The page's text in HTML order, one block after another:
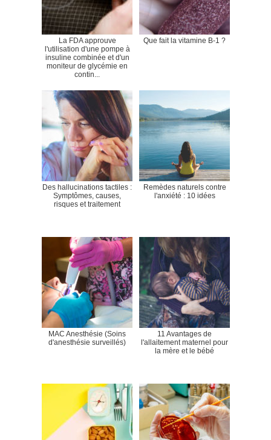
La FDA approuve
l'utilisation d'une pompe à
insuline combinée et d'un
moniteur de glycémie en
contin...
Que fait la vitamine B-1 ?
Des hallucinations tactiles :
Symptômes, causes,
risques et traitement
Remèdes naturels contre
l'anxiété : 10 idées
MAC Anesthésie (Soins
d'anesthésie surveillés)
11 Avantages de
l'allaitement maternel pour
la mère et le bébé